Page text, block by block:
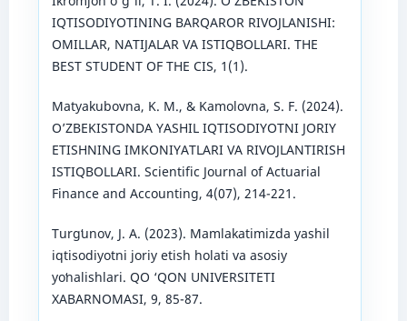
IQTISODIYOTINING BARQAROR RIVOJLANISHI:
OMILLAR, NATIJALAR VA ISTIQBOLLARI. THE
BEST STUDENT OF THE CIS, 1(1).
Matyakubovna, K. M., & Kamolovna, S. F. (2024).
O’ZBEKISTONDA YASHIL IQTISODIYOTNI JORIY
ETISHNING IMKONIYATLARI VA RIVOJLANTIRISH
ISTIQBOLLARI. Scientific Journal of Actuarial
Finance and Accounting, 4(07), 214-221.
Turgʻunov, J. A. (2023). Mamlakatimizda yashil
iqtisodiyotni joriy etish holati va asosiy
yoʻnalishlari. QO ‘QON UNIVERSITETI
XABARNOMASI, 9, 85-87.